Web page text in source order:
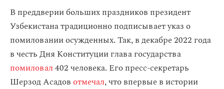
В преддверии больших праздников президент
Узбекистана традиционно подписывает указ о
помиловании осужденных. Так, в декабре 2022 года
в честь Дня Конституции глава государства
помиловал402 человека. Его пресс-секретарь
Шерзод Асадов отмечал, что впервые в истории